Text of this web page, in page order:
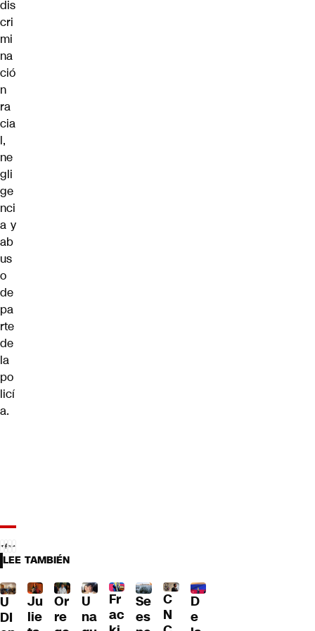
dis
cri
mi
na
ció
n
ra
cia
l,
ne
gli
ge
nci
a y
ab
us
o
de
pa
rte
de
la
po
licí
a.
LEE TAMBIÉN
U
DI
Ju
lie
Or
re
U
na
Fr
ac
Se
es
C
N
D
e